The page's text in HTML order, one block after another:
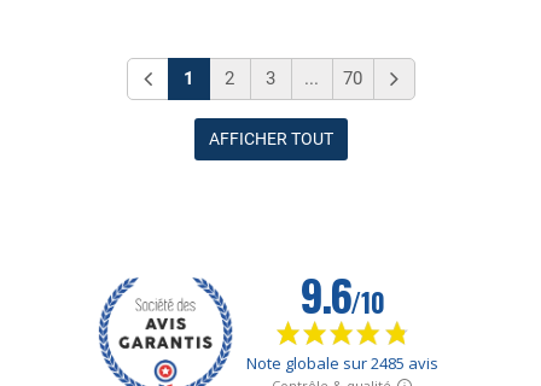
1 2 3 ... 70
AFFICHER TOUT